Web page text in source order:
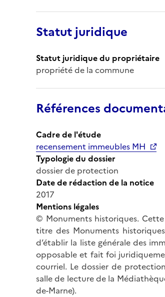
Statut juridique
Statut juridique du propriétaire
propriété de la commune
Références
Cadre de l'étude
recensement immeubles MH
Typologie du dossier
dossier de protection
Date de rédaction de la notice
2017
Mentions légales
© Monuments historiques.
titre des Monuments
d’établir la liste générale des
opposable et fait foi
courriel. Le dossier de
salle de lecture de la
de-Marne).